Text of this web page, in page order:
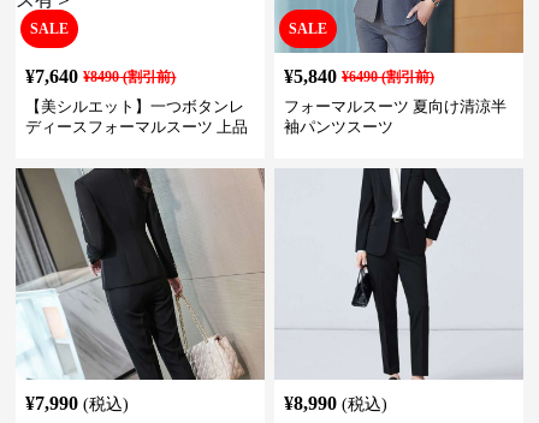
SALE
¥7,640 ¥8490(割引前)
【美シルエット】一つボタンレ
ディースフォーマルスーツ 上品
ネス・式典・会食にも＜大きい
サイズ有＞
SALE
¥5,840 ¥6490(割引前)
フォーマルスーツ 夏向け清涼半
袖パンツスーツ
¥7,990 (税込)
¥8,990 (税込)